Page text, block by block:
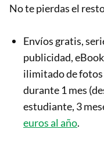
No te pierdas el
Envíos gratis,
publicidad,
ilimitado de fotos
durante 1 mes
estudiante, 3
euros al año.